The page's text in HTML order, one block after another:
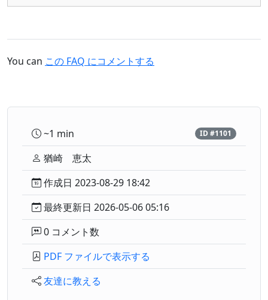
You can この FAQ にコメントする
~1 min ID #1101
猶崎 恵太
作成日 2023-08-29 18:42
最終更新日 2026-05-06 05:16
0 コメント数
PDF ファイルで表示する
友達に教える